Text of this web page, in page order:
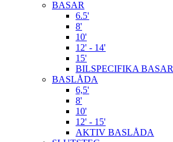
BASAR
6.5'
8'
10'
12' - 14'
15'
BILSPECIFIKA BASAR
BASLÅDA
6,5'
8'
10'
12' - 15'
AKTIV BASLÅDA